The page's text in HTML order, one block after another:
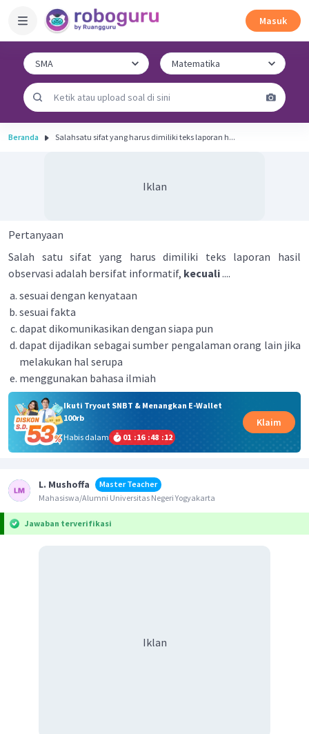
Masuk
Beranda Salahsatu sifat yang harus dimiliki teks laporan h...
Iklan
Pertanyaan
Salah satu sifat yang harus dimiliki teks laporan hasil
observasi adalah bersifat informatif, kecuali....
sesuai dengan kenyataan
sesuai fakta
dapat dikomunikasikan dengan siapa pun
dapat dijadikan sebagai sumber pengalaman orang lain jika
melakukan hal serupa
menggunakan bahasa ilmiah
Ikuti Tryout SNBT & Menangkan E-Wallet
100rb
Habis dalam
01 :16 :48 :12
Klaim
L. Mushoffa
Master Teacher
Mahasiswa/Alumni Universitas Negeri Yogyakarta
Jawaban terverifikasi
Iklan